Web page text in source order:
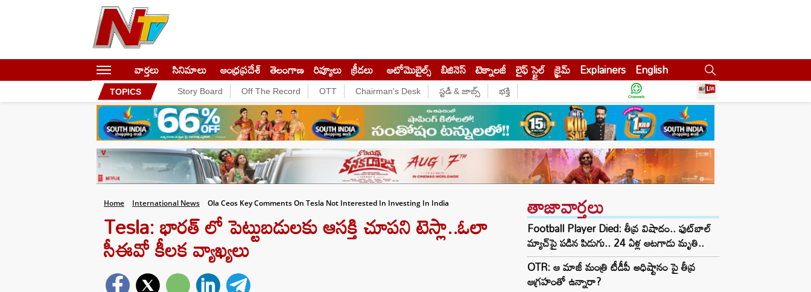
వార్తలు సినిమాలు ఆంధ్రప్రదేశ్ తెలంగాణ రివ్యూలు క్రీడలు ఆటోమొబైల్స్ బిజినెస్‌ టెక్నాలజీ లైఫ్ స్టైల్ క్రైమ్ Explainers English
TOPICS Story Board Off The Record OTT Chairman's Desk స్టడీ & జాబ్స్ భక్తి
Home International News Ola Ceos Key Comments On Tesla Not Interested In Investing In India
Tesla: భారత్ లో పెట్టుబడులకు ఆసక్తి చూపని టెస్లా..ఓలా
సీఈవో కీలక వ్యాఖ్యలు
తాజావార్తలు
Football Player Died: తీవ్ర విషాదం.. ఫుట్‌బాల్
మ్యాచ్‌పై పడిన పిడుగు.. 24 ఏళ్ల ఆటగాడు మృతి..
OTR: ఆ మాజీ మంత్రి టీడీపీ అధిష్టానం పై తీవ్ర
ఆగ్రహంతో ఉన్నారా?